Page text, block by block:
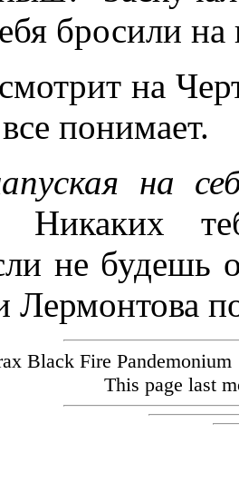
бросили на
на
понимает.
на
Никаких
не будешь
Лермонтова
Black Fire
This page last